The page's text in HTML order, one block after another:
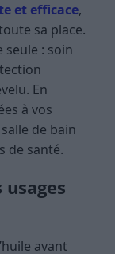
et efficace,
sa place.
seule : soin
En
à vos
de bain
de santé.
avant